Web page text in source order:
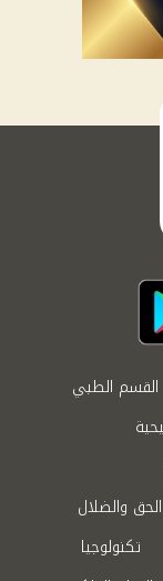
القسم الطبي
الحق والضلال
تكنولوجيا